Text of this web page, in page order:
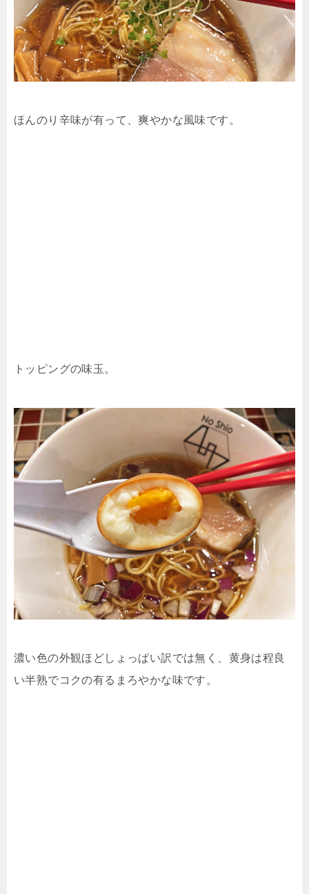
ほんのり辛味が有って、爽やかな風味です。
トッピングの味玉。
濃い色の外観ほどしょっぱい訳では無く、黄身は程良
い半熟でコクの有るまろやかな味です。